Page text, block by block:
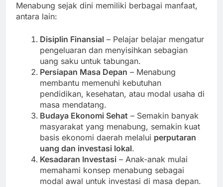
Menabung sejak dini memiliki berbagai manfaat,
antara lain:
Disiplin Finansial – Pelajar belajar mengatur
pengeluaran dan menyisihkan sebagian
uang saku untuk tabungan.
Persiapan Masa Depan – Menabung
membantu memenuhi kebutuhan
pendidikan, kesehatan, atau modal usaha di
masa mendatang.
Budaya Ekonomi Sehat – Semakin banyak
masyarakat yang menabung, semakin kuat
basis ekonomi daerah melalui perputaran
uang dan investasi lokal.
Kesadaran Investasi – Anak-anak mulai
memahami konsep menabung sebagai
modal awal untuk investasi di masa depan.